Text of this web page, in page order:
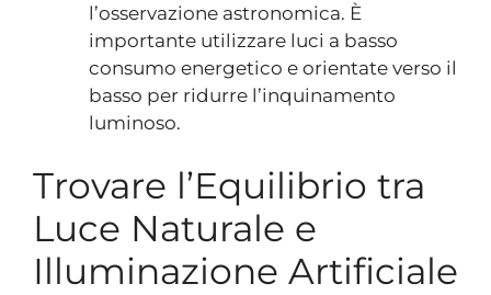
l’osservazione astronomica. È
importante utilizzare luci a basso
consumo energetico e orientate verso il
basso per ridurre l’inquinamento
luminoso.
Trovare l’Equilibrio tra
Luce Naturale e
Illuminazione Artificiale